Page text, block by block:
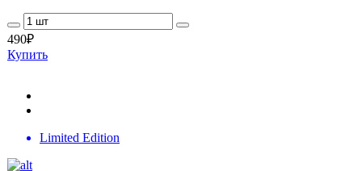
490₽
Купить
Limited Edition